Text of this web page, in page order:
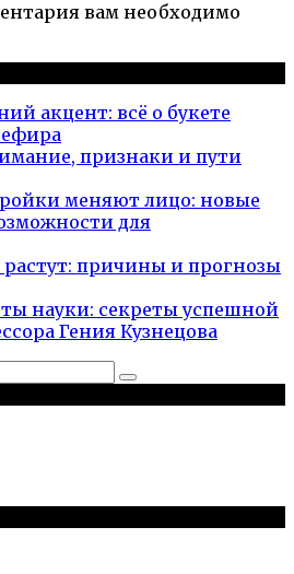
вам необходимо
акцент: всё о букете
признаки и пути
меняют лицо: новые
для
причины и прогнозы
науки: секреты успешной
Гения Кузнецова